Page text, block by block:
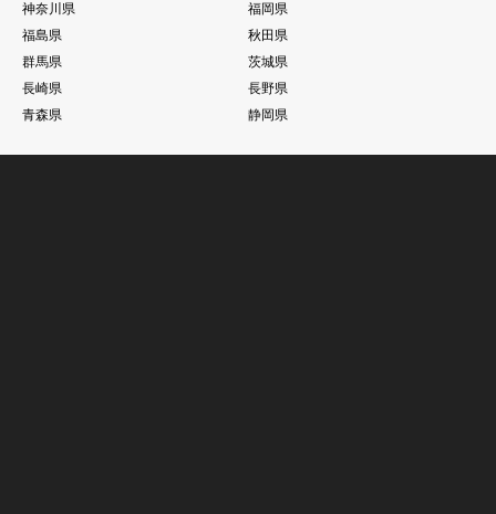
神奈川県
福岡県
福島県
秋田県
群馬県
茨城県
長崎県
長野県
青森県
静岡県